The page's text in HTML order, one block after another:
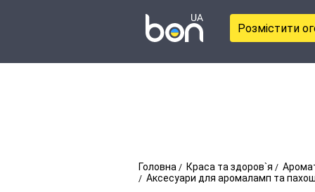
Розмістити
Головна Краса та здоров`я
Аксесуари для аромаламп та